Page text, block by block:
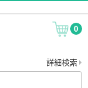
0
詳細検索